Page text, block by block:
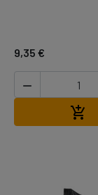
9,35 €

